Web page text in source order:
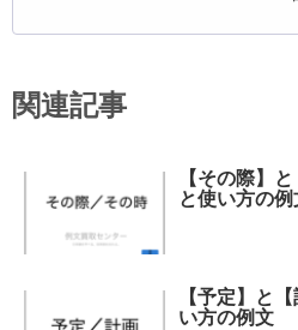
関連記事
【その際】
と使い方の例
【予定】と
い方の例文